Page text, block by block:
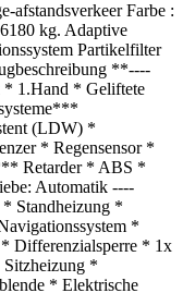
afstandsverkeer Farbe :
kg. Adaptive
Partikelfilter
**----
1.Hand * Geliftete
(LDW) *
* Regensensor *
Retarder * ABS *
Automatik ----
Standheizung *
*
Differenzialsperre * 1x
*
* Elektrische